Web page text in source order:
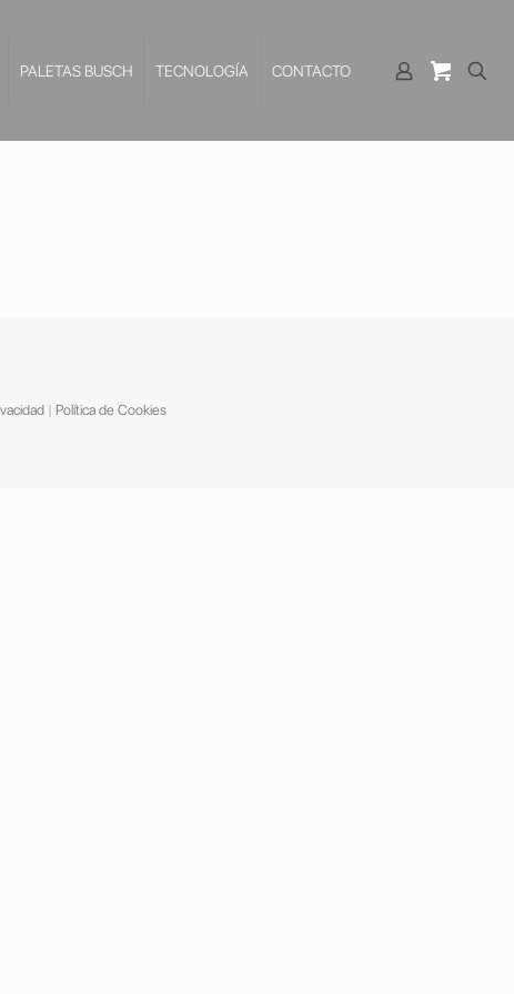
PALETAS BUSCH TECNOLOGÍA CONTACTO
| Política de Cookies